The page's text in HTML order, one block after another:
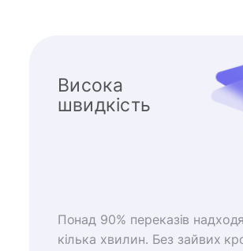
Висока
швидкість
Понад 90% переказів
кілька хвилин. Без зайвих